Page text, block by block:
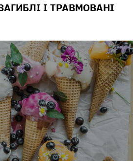
І ТРАВМОВАНІ